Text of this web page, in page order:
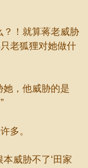
！就算蒋老威胁
老狐狸对她做什
，他威胁的是
多。
威胁不了‘田家